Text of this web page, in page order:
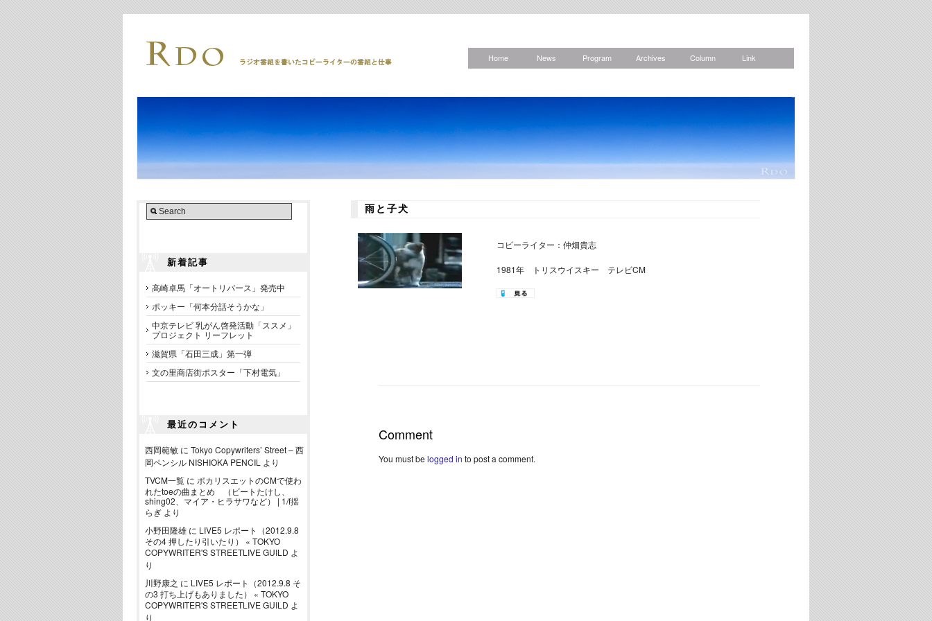
Home News Program Archives Column Link
新着記事
高崎卓馬「オートリバース」発売中
ポッキー「何本分話そうかな」
中京テレビ 乳がん啓発活動「ススメ」
プロジェクト リーフレット
滋賀県「石田三成」第一弾
文の里商店街ポスター「下村電気」
最近のコメント
西岡範敏 に Tokyo Copywriters’ Street – 西
岡ペンシル NISHIOKA PENCIL より
TVCM一覧 に ポカリスエットのCMで使わ
れたtoeの曲まとめ （ビートたけし、
shing02、マイア・ヒラサワなど） | 1/f揺
らぎ より
小野田隆雄 に LIVE5 レポート（2012.9.8
その4 押したり引いたり） « TOKYO
COPYWRITER'S STREETLIVE GUILD よ
り
川野康之 に LIVE5 レポート（2012.9.8 そ
の3 打ち上げもありました） « TOKYO
COPYWRITER'S STREETLIVE GUILD よ
り
雨と子犬
コピーライター：仲畑貴志
1981年 トリスウイスキー テレビCM
Comment
You must be logged in to post a comment.